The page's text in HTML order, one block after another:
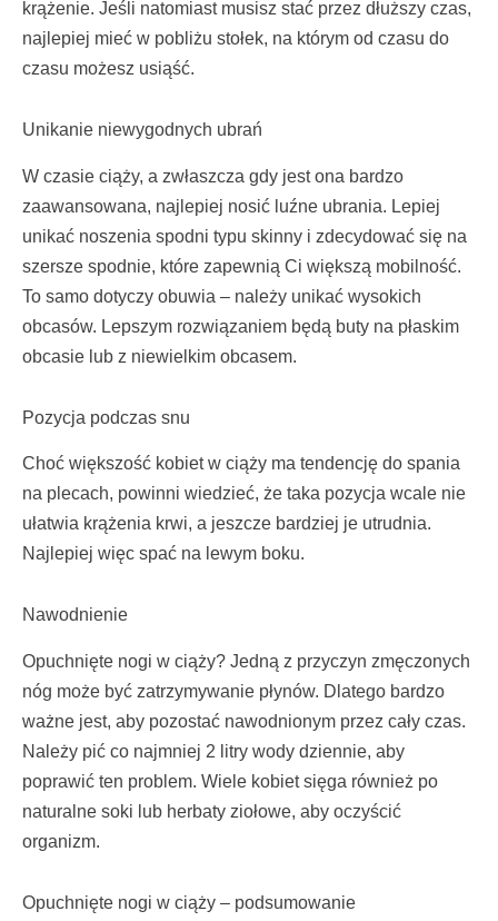
krążenie. Jeśli natomiast musisz stać przez dłuższy czas,
najlepiej mieć w pobliżu stołek, na którym od czasu do
czasu możesz usiąść.
Unikanie niewygodnych ubrań
W czasie ciąży, a zwłaszcza gdy jest ona bardzo
zaawansowana, najlepiej nosić luźne ubrania. Lepiej
unikać noszenia spodni typu skinny i zdecydować się na
szersze spodnie, które zapewnią Ci większą mobilność.
To samo dotyczy obuwia – należy unikać wysokich
obcasów. Lepszym rozwiązaniem będą buty na płaskim
obcasie lub z niewielkim obcasem.
Pozycja podczas snu
Choć większość kobiet w ciąży ma tendencję do spania
na plecach, powinni wiedzieć, że taka pozycja wcale nie
ułatwia krążenia krwi, a jeszcze bardziej je utrudnia.
Najlepiej więc spać na lewym boku.
Nawodnienie
Opuchnięte nogi w ciąży? Jedną z przyczyn zmęczonych
nóg może być zatrzymywanie płynów. Dlatego bardzo
ważne jest, aby pozostać nawodnionym przez cały czas.
Należy pić co najmniej 2 litry wody dziennie, aby
poprawić ten problem. Wiele kobiet sięga również po
naturalne soki lub herbaty ziołowe, aby oczyścić
organizm.
Opuchnięte nogi w ciąży – podsumowanie